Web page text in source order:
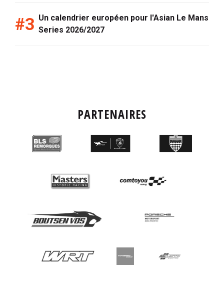
Un calendrier européen pour l'Asian Le Mans
Series 2026/2027
PARTENAIRES